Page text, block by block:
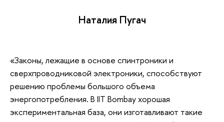
Наталия Пугач
«Законы, лежащие в основе спинтроники и
сверхпроводниковой электроники, способствуют
решению проблемы большого объема
энергопотребления. В IIT Bombay хорошая
экспериментальная база, они изготавливают такие